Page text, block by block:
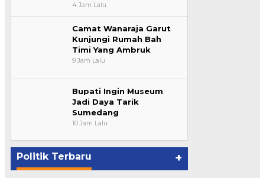
4 Jam Lalu
Camat Wanaraja Garut
Kunjungi Rumah Bah
Timi Yang Ambruk
9 Jam Lalu
Bupati Ingin Museum
Jadi Daya Tarik
Sumedang
10 Jam Lalu
Politik Terbaru +